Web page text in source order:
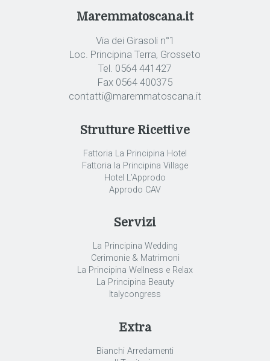
Maremmatoscana.it
Via dei Girasoli n°1
Loc. Principina Terra, Grosseto
Tel. 0564 441427
Fax 0564 400375
contatti@maremmatoscana.it
Strutture Ricettive
Fattoria La Principina Hotel
Fattoria la Principina Village
Hotel L’Approdo
Approdo CAV
Servizi
La Principina Wedding
Cerimonie & Matrimoni
La Principina Wellness e Relax
La Principina Beauty
Italycongress
Extra
Bianchi Arredamenti